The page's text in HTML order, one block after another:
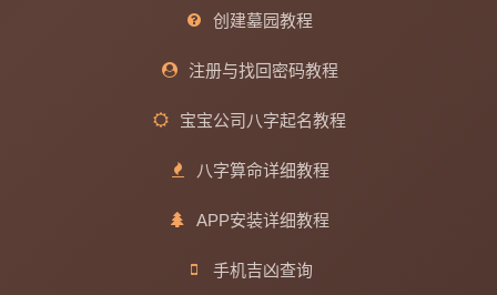
创建墓园教程
注册与找回密码教程
宝宝公司八字起名教程
八字算命详细教程
APP安装详细教程
手机吉凶查询